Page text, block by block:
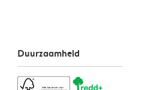
Duurzaamheid